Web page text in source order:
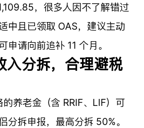
，很多人因不了解错过
中且已领取 OAS，建议主动
申请向前追补 11 个月。
入分拆，合理避税
养老金（含 RRIF、LIF）可
分拆申报，最高分拆 50%。